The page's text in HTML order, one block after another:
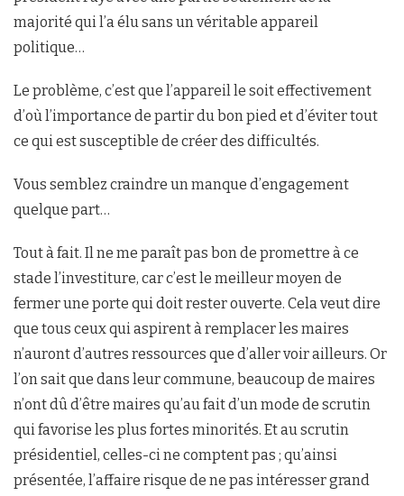
majorité qui l’a élu sans un véritable appareil
politique…
Le problème, c’est que l’appareil le soit effectivement
d’où l’importance de partir du bon pied et d’éviter tout
ce qui est susceptible de créer des difficultés.
Vous semblez craindre un manque d’engagement
quelque part…
Tout à fait. Il ne me paraît pas bon de promettre à ce
stade l’investiture, car c’est le meilleur moyen de
fermer une porte qui doit rester ouverte. Cela veut dire
que tous ceux qui aspirent à remplacer les maires
n’auront d’autres ressources que d’aller voir ailleurs. Or
l’on sait que dans leur commune, beaucoup de maires
n’ont dû d’être maires qu’au fait d’un mode de scrutin
qui favorise les plus fortes minorités. Et au scrutin
présidentiel, celles-ci ne comptent pas ; qu’ainsi
présentée, l’affaire risque de ne pas intéresser grand